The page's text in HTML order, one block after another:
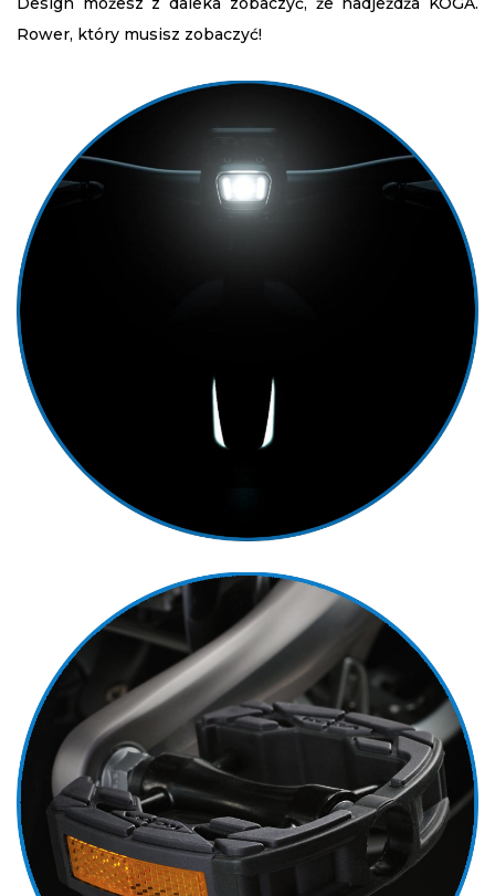
Rower, który musisz zobaczyć!